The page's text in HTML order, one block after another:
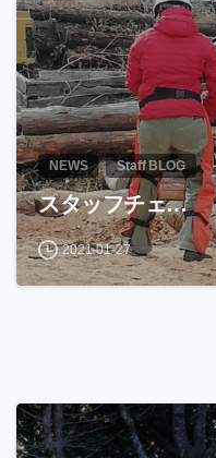
NEWS Staff BLOG
スタッフチェ…
2021-01-27